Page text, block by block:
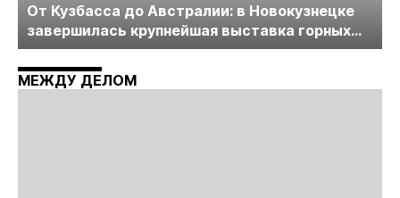
От Кузбасса до Австралии: в Новокузнецке
завершилась крупнейшая выставка горных
технологий «Недра России. Уголь России и
Майнинг»
МЕЖДУ ДЕЛОМ